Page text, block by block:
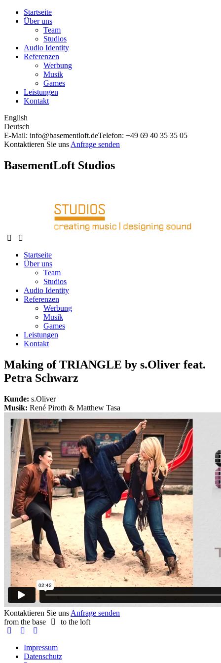
Startseite
Über uns
Team
Studios
Audio Identity
Referenzen
Werbung
Musik
Games
Leistungen
Kontakt
English
Deutsch
E-Mail: info@basementloft.deTelefon: +49 69 40 35 35 05
Kontaktieren Sie uns Anfrage senden
BasementLoft Studios
Startseite
Über uns
Team
Studios
Audio Identity
Referenzen
Werbung
Musik
Games
Leistungen
Kontakt
Making of TRIANGLE by s.Oliver feat.
Petra Schwarz
Kunde: s.Oliver
Musik: René Piroth & Matthew Tasa
Kontaktieren Sie uns Anfrage senden
from the base
to the loft
Impressum
Datenschutz